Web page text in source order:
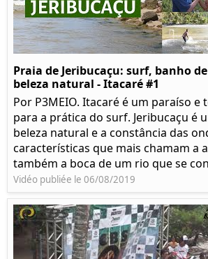
Praia de Jeribucaçu: surf, banho
beleza natural - Itacaré #1
Por P3MEIO. Itacaré é um paraíso e
para a prática do surf. Jeribucaçu é
beleza natural e a constância das
características que mais chamam a
também a boca de um rio que se
Vidéo publiée le 06/08/2019